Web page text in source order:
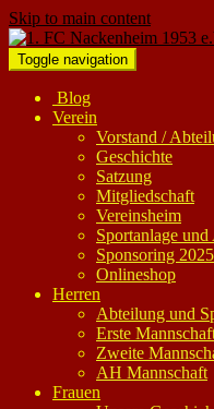
Skip to main content
Toggle navigation
Blog
Verein
Vorstand /
Geschichte
Satzung
Mitgliedschaft
Vereinsheim
Sportanlage
Sponsoring 2025
Onlineshop
Herren
Abteilung und
Erste
Zweite
AH Mannschaft
Frauen